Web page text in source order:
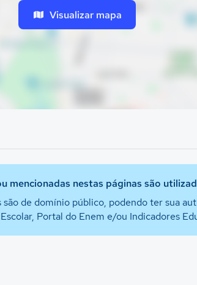
Visualizar mapa
mencionadas nestas páginas são
são de domínio público, podendo ter sua
Portal do Enem e/ou Indicadores